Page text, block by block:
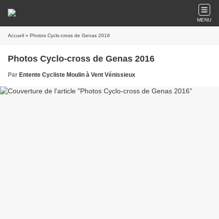
MENU
Accueil » Photos Cyclo-cross de Genas 2016
Photos Cyclo-cross de Genas 2016
Par Entente Cycliste Moulin à Vent Vénissieux